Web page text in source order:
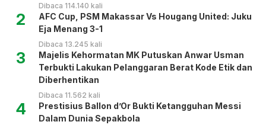
Dibaca 114.140 kali
2
AFC Cup, PSM Makassar Vs Hougang United: Juku
Eja Menang 3-1
Dibaca 13.245 kali
3
Majelis Kehormatan MK Putuskan Anwar Usman
Terbukti Lakukan Pelanggaran Berat Kode Etik dan
Diberhentikan
Dibaca 11.562 kali
4
Prestisius Ballon d’Or Bukti Ketangguhan Messi
Dalam Dunia Sepakbola